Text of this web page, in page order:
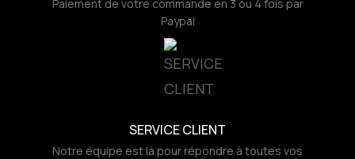
Paiement de votre commande en 3 ou 4 fois par
Paypal
SERVICE CLIENT
Notre équipe est là pour répondre à toutes vos